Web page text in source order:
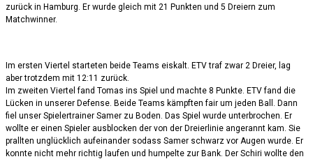
zurück in Hamburg. Er wurde gleich mit 21 Punkten und 5 Dreiern zum
Matchwinner.
Im ersten Viertel starteten beide Teams eiskalt. ETV traf zwar 2 Dreier, lag
aber trotzdem mit 12:11 zurück.
Im zweiten Viertel fand Tomas ins Spiel und machte 8 Punkte. ETV fand die
Lücken in unserer Defense. Beide Teams kämpften fair um jeden Ball. Dann
fiel unser Spielertrainer Samer zu Boden. Das Spiel wurde unterbrochen. Er
wollte er einen Spieler ausblocken der von der Dreierlinie angerannt kam. Sie
prallten unglücklich aufeinander sodass Samer schwarz vor Augen wurde. Er
konnte nicht mehr richtig laufen und humpelte zur Bank. Der Schiri wollte den